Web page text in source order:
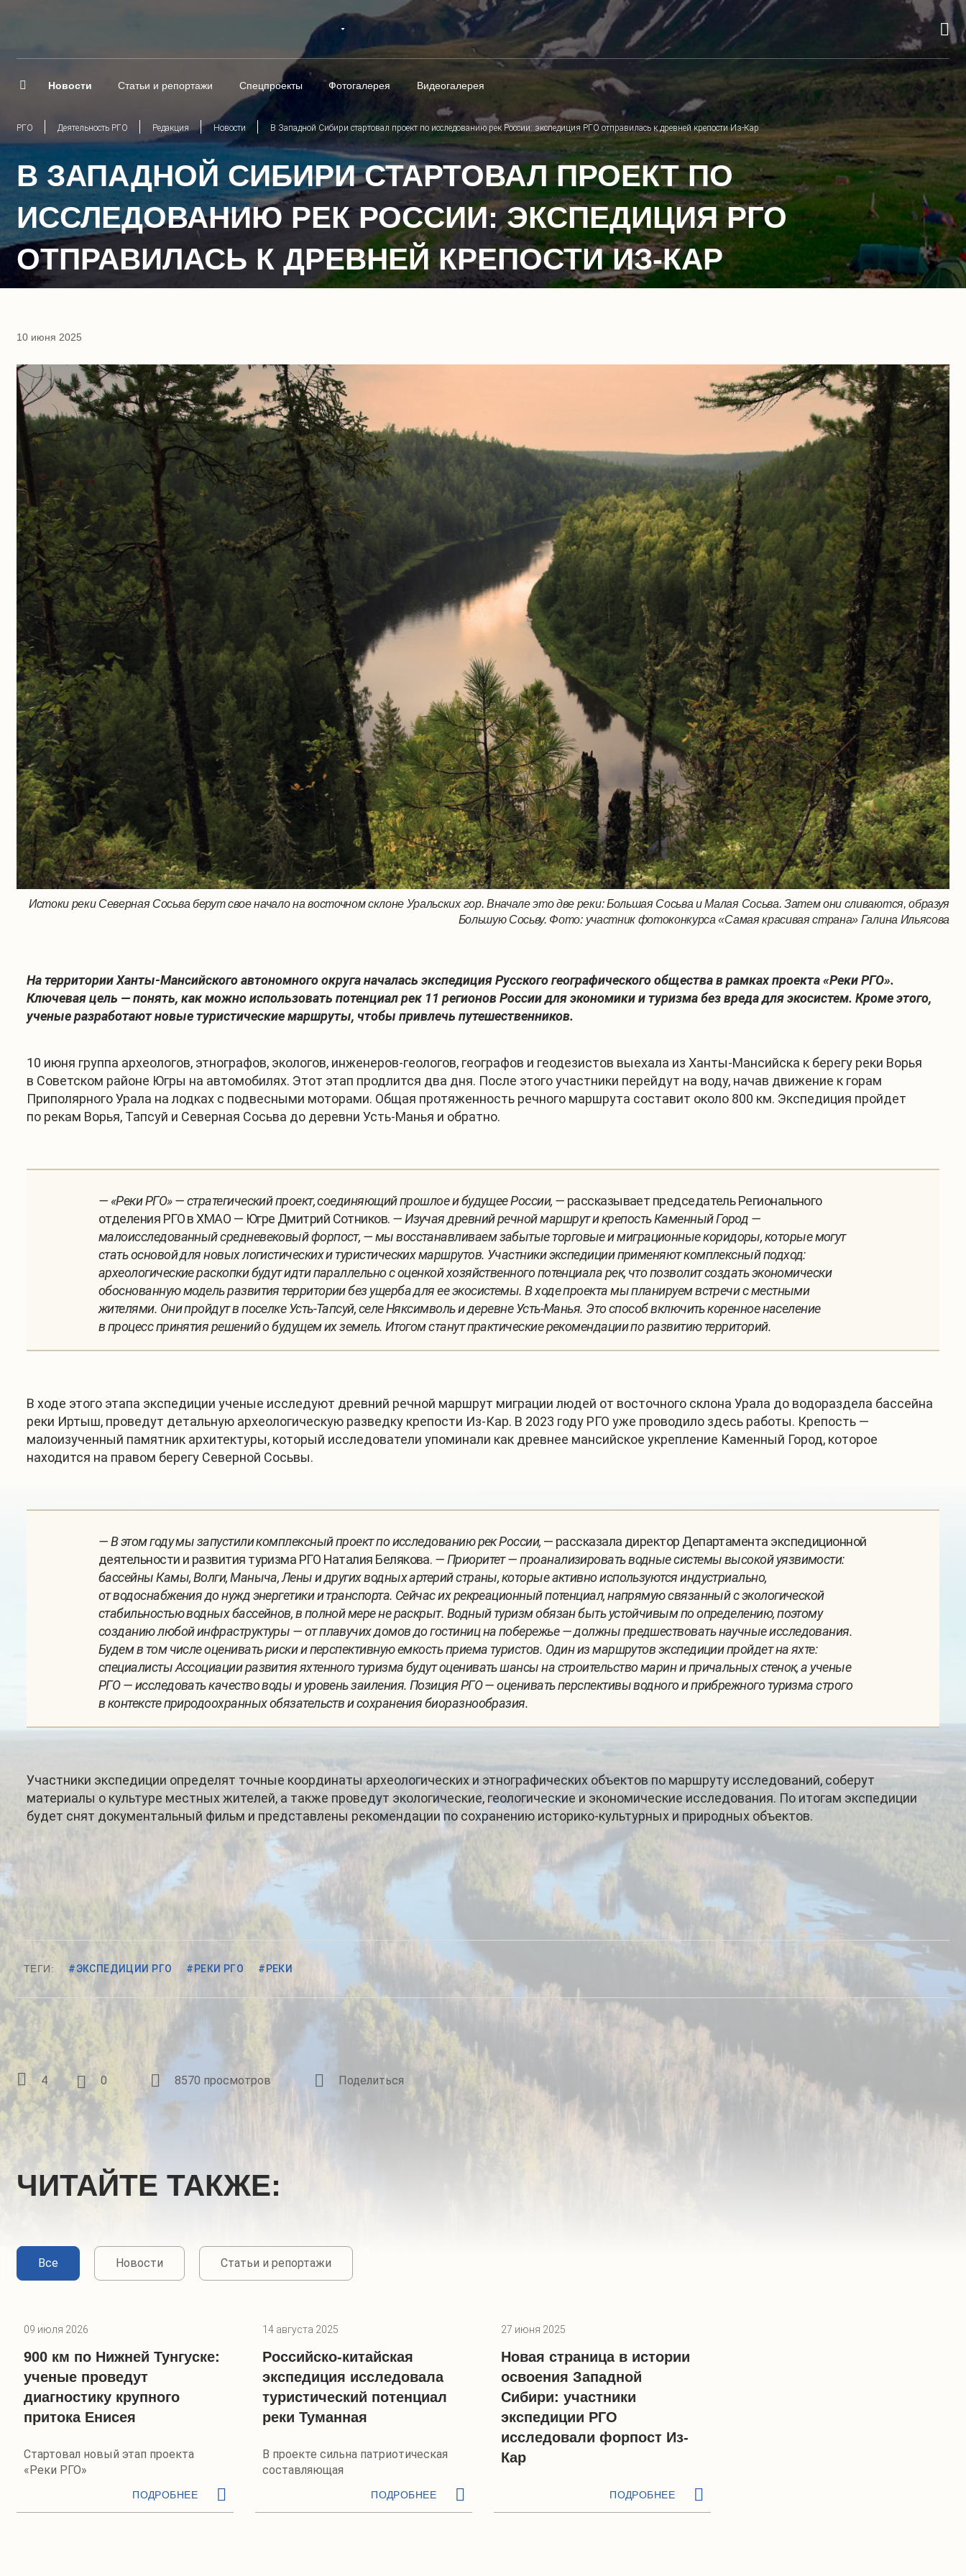
Новости Статьи и репортажи Спецпроекты Фотогалерея Видеогалерея
РГО Деятельность РГО Редакция Новости В Западной Сибири стартовал проект по исследованию рек России: экспедиция РГО отправилась к древней крепости Из-Кар
В ЗАПАДНОЙ СИБИРИ СТАРТОВАЛ ПРОЕКТ ПО
ИССЛЕДОВАНИЮ РЕК РОССИИ: ЭКСПЕДИЦИЯ РГО
ОТПРАВИЛАСЬ К ДРЕВНЕЙ КРЕПОСТИ ИЗ-КАР
10 июня 2025
Истоки реки Северная Сосьва берут свое начало на восточном склоне Уральских гор. Вначале это две реки: Большая Сосьва и Малая Сосьва. Затем они сливаются, образуя
Большую Сосьву. Фото: участник фотоконкурса «Самая красивая страна» Галина Ильясова
На территории Ханты-Мансийского автономного округа началась экспедиция Русского географического общества в рамках проекта «Реки РГО».
Ключевая цель — понять, как можно использовать потенциал рек 11 регионов России для экономики и туризма без вреда для экосистем. Кроме этого,
ученые разработают новые туристические маршруты, чтобы привлечь путешественников.
10 июня группа археологов, этнографов, экологов, инженеров-геологов, географов и геодезистов выехала из Ханты-Мансийска к берегу реки Ворья
в Советском районе Югры на автомобилях. Этот этап продлится два дня. После этого участники перейдут на воду, начав движение к горам
Приполярного Урала на лодках с подвесными моторами. Общая протяженность речного маршрута составит около 800 км. Экспедиция пройдет
по рекам Ворья, Тапсуй и Северная Сосьва до деревни Усть-Манья и обратно.
— «Реки РГО» — стратегический проект, соединяющий прошлое и будущее России, — рассказывает председатель Регионального
отделения РГО в ХМАО — Югре Дмитрий Сотников. — Изучая древний речной маршрут и крепость Каменный Город —
малоисследованный средневековый форпост, — мы восстанавливаем забытые торговые и миграционные коридоры, которые могут
стать основой для новых логистических и туристических маршрутов. Участники экспедиции применяют комплексный подход:
археологические раскопки будут идти параллельно с оценкой хозяйственного потенциала рек, что позволит создать экономически
обоснованную модель развития территории без ущерба для ее экосистемы. В ходе проекта мы планируем встречи с местными
жителями. Они пройдут в поселке Усть-Тапсуй, селе Няксимволь и деревне Усть-Манья. Это способ включить коренное население
в процесс принятия решений о будущем их земель. Итогом станут практические рекомендации по развитию территорий.
В ходе этого этапа экспедиции ученые исследуют древний речной маршрут миграции людей от восточного склона Урала до водораздела бассейна
реки Иртыш, проведут детальную археологическую разведку крепости Из-Кар. В 2023 году РГО уже проводило здесь работы. Крепость —
малоизученный памятник архитектуры, который исследователи упоминали как древнее мансийское укрепление Каменный Город, которое
находится на правом берегу Северной Сосьвы.
— В этом году мы запустили комплексный проект по исследованию рек России, — рассказала директор Департамента экспедиционной
деятельности и развития туризма РГО Наталия Белякова. — Приоритет — проанализировать водные системы высокой уязвимости:
бассейны Камы, Волги, Маныча, Лены и других водных артерий страны, которые активно используются индустриально,
от водоснабжения до нужд энергетики и транспорта. Сейчас их рекреационный потенциал, напрямую связанный с экологической
стабильностью водных бассейнов, в полной мере не раскрыт. Водный туризм обязан быть устойчивым по определению, поэтому
созданию любой инфраструктуры — от плавучих домов до гостиниц на побережье — должны предшествовать научные исследования.
Будем в том числе оценивать риски и перспективную емкость приема туристов. Один из маршрутов экспедиции пройдет на яхте:
специалисты Ассоциации развития яхтенного туризма будут оценивать шансы на строительство марин и причальных стенок, а ученые
РГО — исследовать качество воды и уровень заиления. Позиция РГО — оценивать перспективы водного и прибрежного туризма строго
в контексте природоохранных обязательств и сохранения биоразнообразия.
Участники экспедиции определят точные координаты археологических и этнографических объектов по маршруту исследований, соберут
материалы о культуре местных жителей, а также проведут экологические, геологические и экономические исследования. По итогам экспедиции
будет снят документальный фильм и представлены рекомендации по сохранению историко-культурных и природных объектов.
ТЕГИ: #ЭКСПЕДИЦИИ РГО #РЕКИ РГО #РЕКИ
4 0 8570 просмотров
ЧИТАЙТЕ ТАКЖЕ:
Все Новости Статьи и репортажи
09 июля 2026
900 км по Нижней Тунгуске:
ученые проведут
диагностику крупного
притока Енисея
Стартовал новый этап проекта
«Реки РГО»
ПОДРОБНЕЕ
14 августа 2025
Российско-китайская
экспедиция исследовала
туристический потенциал
реки Туманная
В проекте сильна патриотическая
составляющая
ПОДРОБНЕЕ
27 июня 2025
Новая страница в истории
освоения Западной
Сибири: участники
экспедиции РГО
исследовали форпост Из-
Кар
ПОДРОБНЕЕ